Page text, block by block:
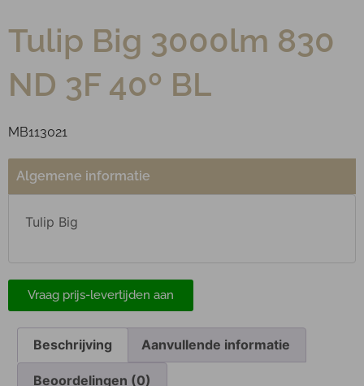
Tulip Big 3000lm 830
ND 3F 40º BL
MB113021
Algemene informatie
Tulip Big
Vraag prijs-levertijden aan
Beschrijving Aanvullende informatie
Beoordelingen (0)